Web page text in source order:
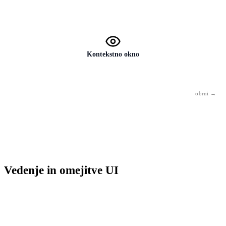
Kontekstno okno
Vedenje in omejitve UI